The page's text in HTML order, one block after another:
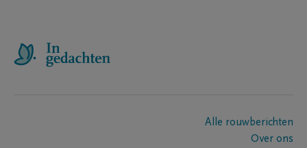
Alle rouwberichten
Over ons